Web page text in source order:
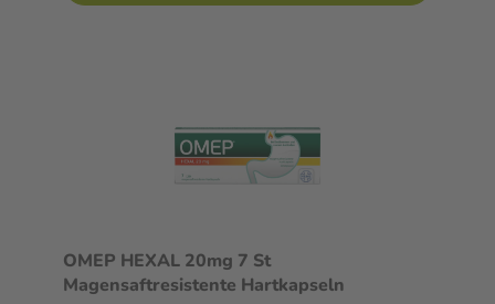
OMEP HEXAL 20mg 7 St
Magensaftresistente Hartkapseln